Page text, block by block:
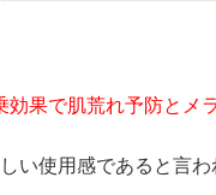
効果で肌荒れ予防とメ
い使用感であると言わ